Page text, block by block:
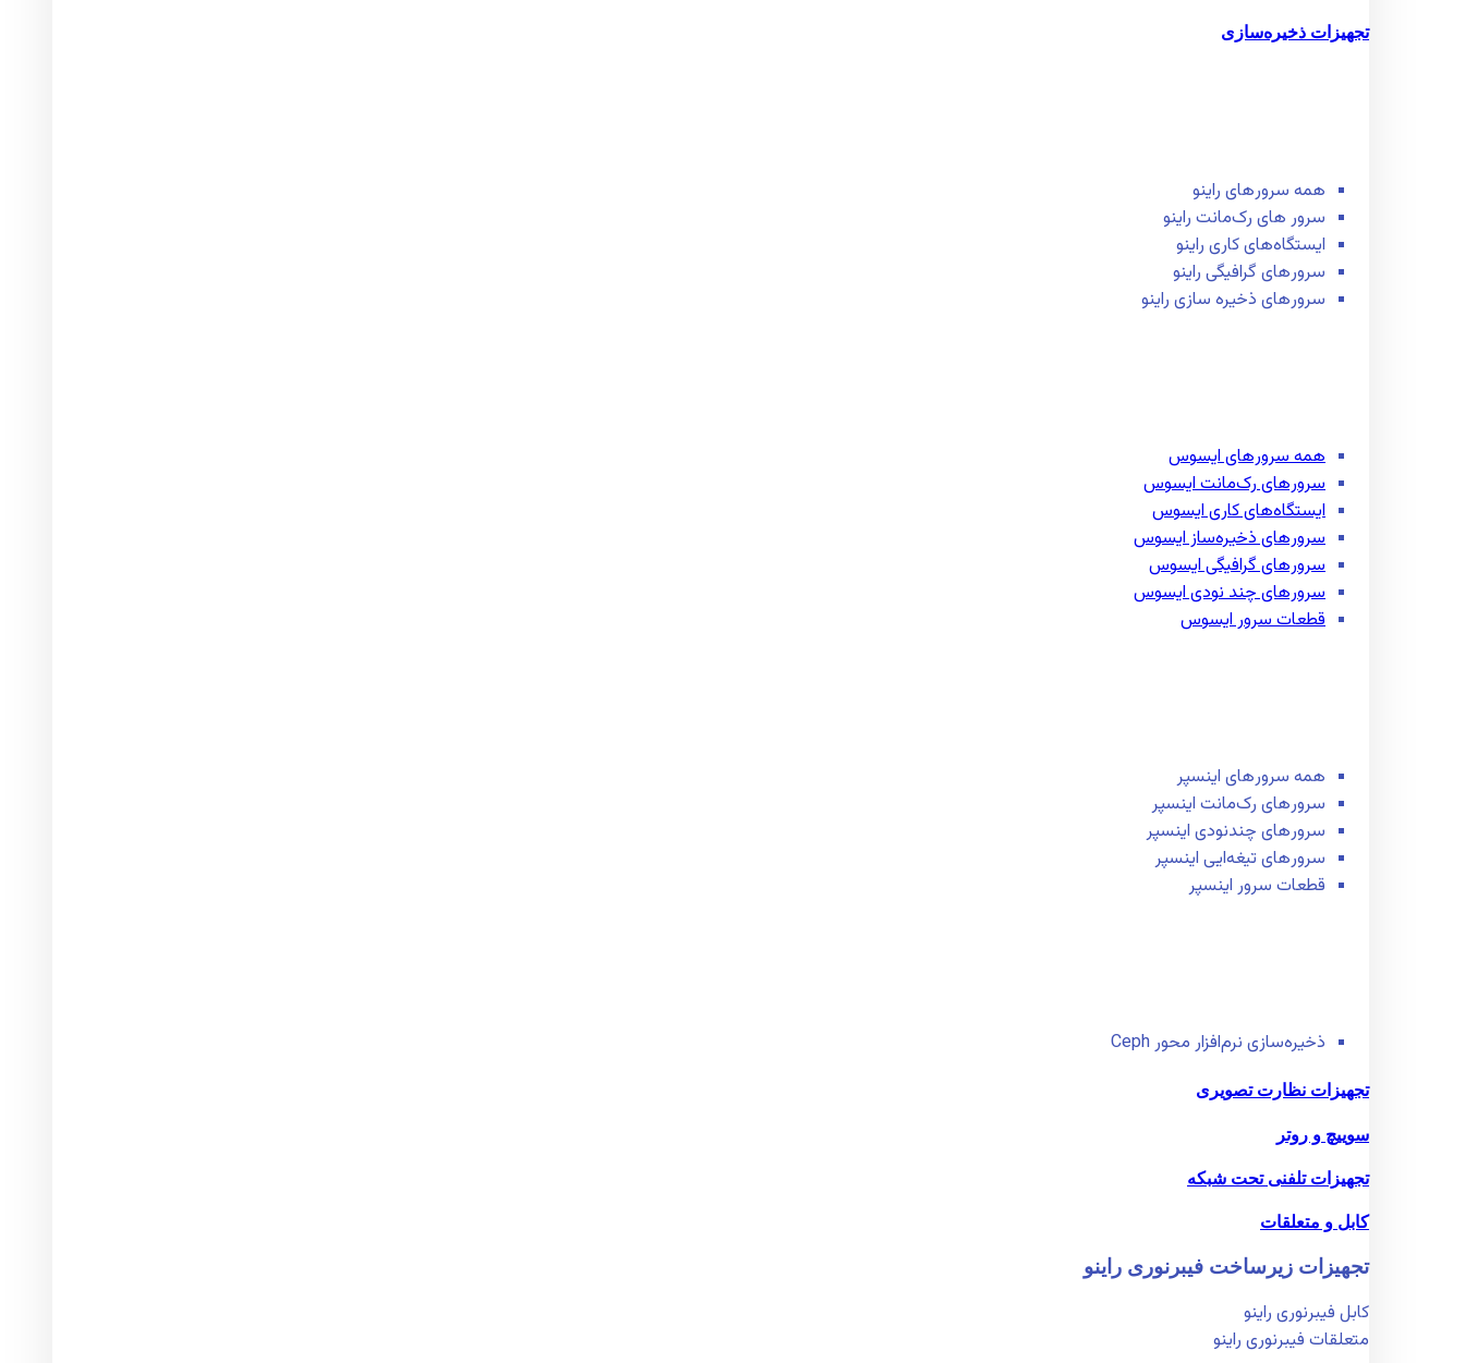
تجهیزات ذخیره‌سازی
همه سرور‌های راینو
سرور ‌های رک‌مانت راینو
ایستگاه‌های کاری راینو
سرور‌های گرافیگی راینو
سرور‌های ذخیره سازی راینو
همه سرور‌های ایسوس
سرور‌های رک‌مانت ایسوس
ایستگاه‌های کاری ایسوس
سرور‌های ذخیره‌ساز ایسوس
سرور‌های گرافیگی ایسوس
سرور‌های چند نودی ایسوس
قطعات سرور ایسوس
همه سرور‌های اینسپر
سرور‌های رک‌مانت اینسپر
سرور‌های چند‌نودی اینسپر
سرور‌های تیغه‌ایی اینسپر
قطعات سرور اینسپر
ذخیره‌سازی نرم‌افزار محور Ceph
تجهیزات نظارت تصویری
سوییچ و روتر
تجهیزات تلفنی تحت شبکه
کابل و متعلقات
تجهیزات زیر‌ساخت فیبر‌نوری راینو
کابل فیبر‌نوری راینو
متعلقات فیبر‌نوری راینو